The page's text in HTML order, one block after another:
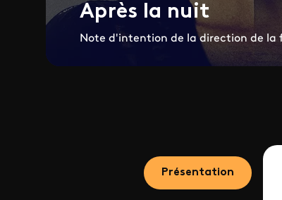
Après la nuit
Note d'intention de la direction de la
Présentation